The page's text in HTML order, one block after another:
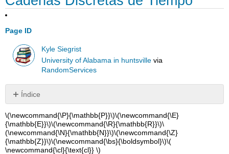
Page ID
Kyle Siegrist
University of Alabama in huntsville via
RandomServices
Índice
Básica
Cadenas
invertidas
\(\newcommand{\P}{\mathbb{P}}\)\(\newcommand{\E}
{\mathbb{E}}\)\(\newcommand{\R}{\mathbb{R}}\)\
(\newcommand{\N}{\mathbb{N}}\)\(\newcommand{\Z}
{\mathbb{Z}}\)\(\newcommand{\bs}{\boldsymbol}\)\(
\newcommand{\cl}{\text{cl}} \)